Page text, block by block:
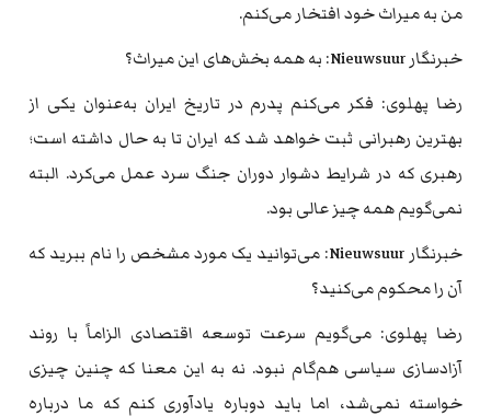
من به میراث خود افتخار می‌کنم.
خبرنگار Nieuwsuur: به همه بخش‌های این میراث؟
رضا پهلوی: فکر می‌کنم پدرم در تاریخ ایران به‌عنوان یکی از
بهترین رهبرانی ثبت خواهد شد که ایران تا به حال داشته است؛
رهبری که در شرایط دشوار دوران جنگ سرد عمل می‌کرد. البته
نمی‌گویم همه چیز عالی بود.
خبرنگار Nieuwsuur: می‌توانید یک مورد مشخص را نام ببرید که
آن را محکوم می‌کنید؟
رضا پهلوی: می‌گویم سرعت توسعه اقتصادی الزاماً با روند
آزادسازی سیاسی هم‌گام نبود. نه به این معنا که چنین چیزی
خواسته نمی‌شد، اما باید دوباره یادآوری کنم که ما درباره